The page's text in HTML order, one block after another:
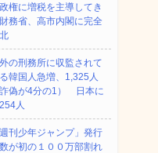
権に増税を主導してき
務省、高市内閣に完全
の刑務所に収監されて
韓国人急増、1,325人
詐偽が4分の1） 日本に
人
週刊少年ジャンプ」発行
が初の１００万部割れ